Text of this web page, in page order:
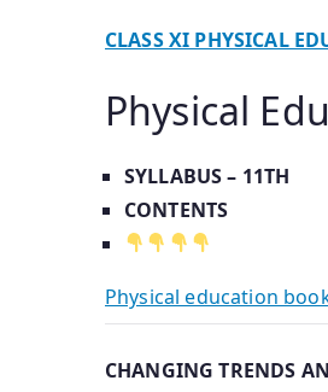
CLASS XI PHYSICAL
Physical
SYLLABUS – 11TH
CONTENTS
Physical education book
CHANGING TRENDS